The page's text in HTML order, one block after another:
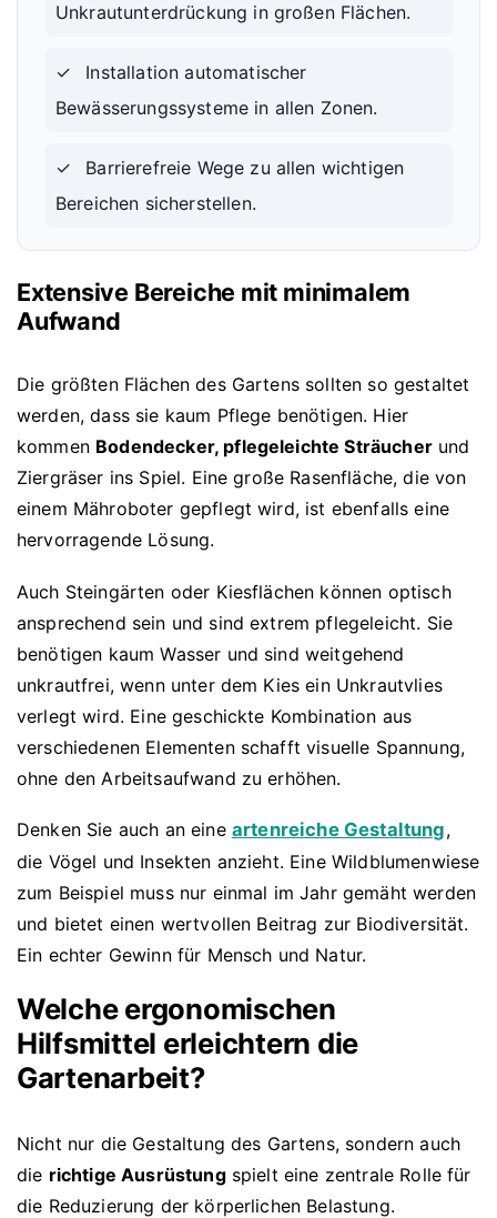
Unkrautunterdrückung in großen Flächen.
✓
Installation automatischer
Bewässerungssysteme in allen Zonen.
✓
Barrierefreie Wege zu allen wichtigen
Bereichen sicherstellen.
Extensive Bereiche mit minimalem
Aufwand
Die größten Flächen des Gartens sollten so gestaltet
werden, dass sie kaum Pflege benötigen. Hier
kommen Bodendecker, pflegeleichte Sträucherund
Ziergräser ins Spiel. Eine große Rasenfläche, die von
einem Mähroboter gepflegt wird, ist ebenfalls eine
hervorragende Lösung.
Auch Steingärten oder Kiesflächen können optisch
ansprechend sein und sind extrem pflegeleicht. Sie
benötigen kaum Wasser und sind weitgehend
unkrautfrei, wenn unter dem Kies ein Unkrautvlies
verlegt wird. Eine geschickte Kombination aus
verschiedenen Elementen schafft visuelle Spannung,
ohne den Arbeitsaufwand zu erhöhen.
Denken Sie auch an eine artenreiche Gestaltung,
die Vögel und Insekten anzieht. Eine Wildblumenwiese
zum Beispiel muss nur einmal im Jahr gemäht werden
und bietet einen wertvollen Beitrag zur Biodiversität.
Ein echter Gewinn für Mensch und Natur.
Welche ergonomischen
Hilfsmittel erleichtern die
Gartenarbeit?
Nicht nur die Gestaltung des Gartens, sondern auch
die richtige Ausrüstungspielt eine zentrale Rolle für
die Reduzierung der körperlichen Belastung.